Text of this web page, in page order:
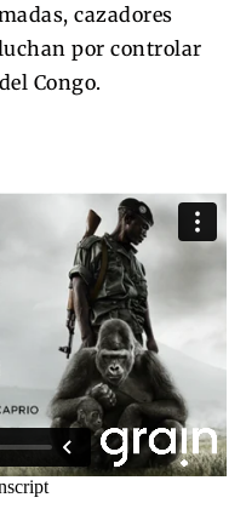
cazadores
por controlar
Congo.